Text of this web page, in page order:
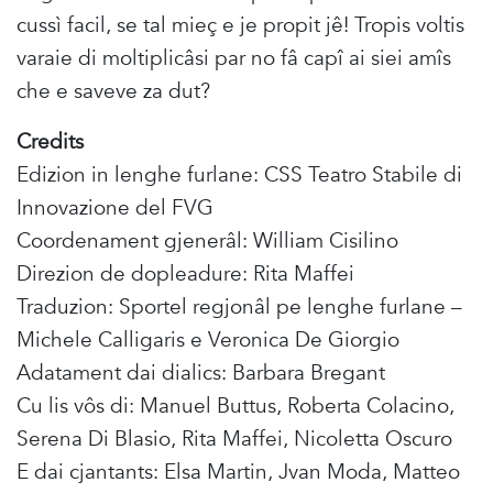
cussì facil, se tal mieç e je propit jê! Tropis voltis
varaie di moltiplicâsi par no fâ capî ai siei amîs
che e saveve za dut?
Credits
Edizion in lenghe furlane: CSS Teatro Stabile di
Innovazione del FVG
Coordenament gjenerâl: William Cisilino
Direzion de dopleadure: Rita Maffei
Traduzion: Sportel regjonâl pe lenghe furlane –
Michele Calligaris e Veronica De Giorgio
Adatament dai dialics: Barbara Bregant
Cu lis vôs di: Manuel Buttus, Roberta Colacino,
Serena Di Blasio, Rita Maffei, Nicoletta Oscuro
E dai cjantants: Elsa Martin, Jvan Moda, Matteo